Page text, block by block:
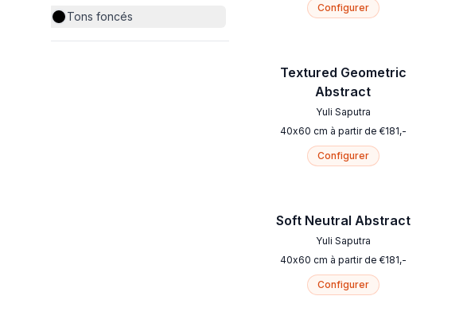
Tons foncés
Configurer
Textured Geometric
Abstract
Yuli Saputra
40x60 cm à partir de €181,-
Configurer
Soft Neutral Abstract
Yuli Saputra
40x60 cm à partir de €181,-
Configurer